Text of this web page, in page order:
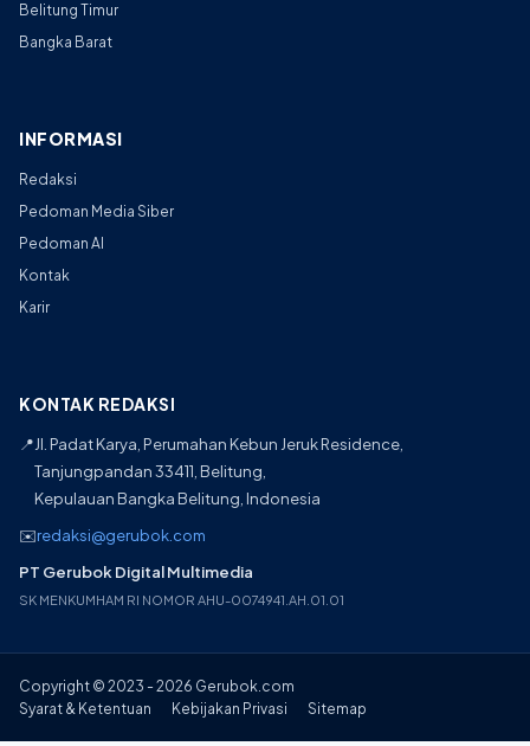
Belitung Timur
Bangka Barat
INFORMASI
Redaksi
Pedoman Media Siber
Pedoman AI
Kontak
Karir
KONTAK REDAKSI
📍Jl. Padat Karya, Perumahan Kebun Jeruk Residence,
Tanjungpandan 33411, Belitung,
Kepulauan Bangka Belitung, Indonesia
✉️redaksi@gerubok.com
PT Gerubok Digital Multimedia
SK MENKUMHAM RI NOMOR AHU-0074941.AH.01.01
Copyright © 2023 - 2026 Gerubok.com
Syarat & Ketentuan
Kebijakan Privasi Sitemap